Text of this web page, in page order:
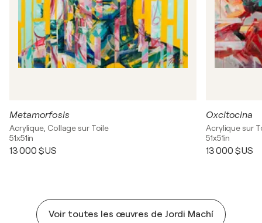
Metamorfosis
Acrylique, Collage sur Toile
51x51in
13 000 $US
Oxcitocina
Acrylique sur
51x51in
13 000 $US
Voir toutes les œuvres de Jordi Machí